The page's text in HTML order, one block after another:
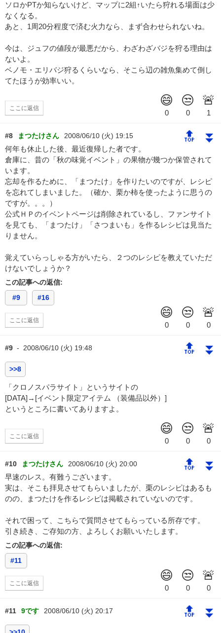
ソロかPTか知らないけど、マップに2組↑いたら狩れる場面は少
なくなる。
あと、1周20分程度で済む火力なら、まず合わせられないね。
今は、ジュフの値段が最悪だから、わざわざバジを狩る理由は
ないよ。
ベノモ・エリバジ狩るくらいなら、そこら辺の雑魚集めて倒し
てたほうが効率いい。
ここに返信
#8 まつたけさん 2008/06/10 (火) 19:15 🔝 ⏬
何年も休止した後、最近復帰した者です。
倉庫に、昔の「秋の味覚イベント」の果物が幾つか保管されて
います。
忘却を作るために、「まつたけ」を作りたいのですが、レシピ
を忘れてしまいました。（確か、栗か柿を使ったように思うの
ですが。。。）
公式ＨＰのイベントページは削除されているし、ファンサイト
を見ても、「まつたけ」「さつまいも」を作るレシピは見当た
りません。
覚えていらっしゃる方がいたら、２つのレシピを教えていただ
けないでしょうか？
この記事への返信:
#9
#16
ここに返信
#9 - 2008/06/10 (火) 19:48 🔝 ⏬
>>8
「クロノスパラサイト」というサイトの
[DATA]→[イベント限定アイテム （装備品以外）]
というところに書いてありますよ。
ここに返信
#10 まつたけさん 2008/06/10 (火) 20:00 🔝 ⏬
早速のレス。有難うございます。
実は、そこも拝見させてもらいましたが、栗のレシピはあるも
のの、まつたけを作るレシピは掲載されていないのです。
それで困って、こちらで質問させてもらっている所存です。
引き続き、ご存知の方、よろしくお願いいたします。
この記事への返信:
#11
ここに返信
#11 9です 2008/06/10 (火) 20:17 🔝 ⏬